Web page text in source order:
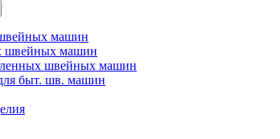
машин
швейных машин
швейных машин
быт. шв. машин